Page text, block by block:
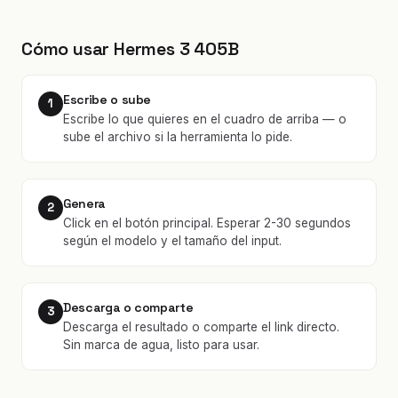
Cómo usar Hermes 3 405B
1 Escribe o sube
Escribe lo que quieres en el cuadro de arriba — o
sube el archivo si la herramienta lo pide.
2 Genera
Click en el botón principal. Esperar 2-30 segundos
según el modelo y el tamaño del input.
3 Descarga o comparte
Descarga el resultado o comparte el link directo.
Sin marca de agua, listo para usar.